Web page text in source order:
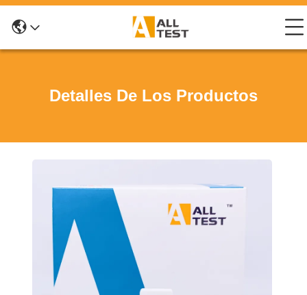
Detalles De Los Productos